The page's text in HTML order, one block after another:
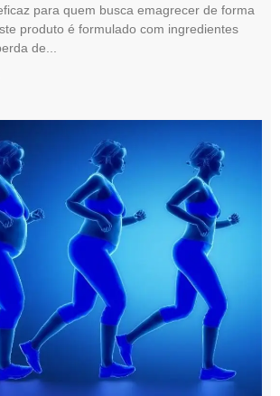
para quem busca emagrecer de forma
produto é formulado com ingredientes
de